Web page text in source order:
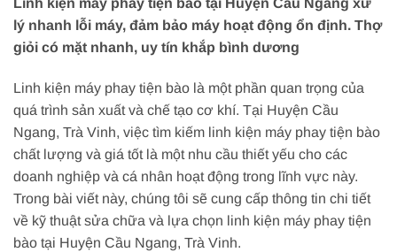
Linh kiện máy phay tiện bào tại Huyện Cầu Ngang xử
lý nhanh lỗi máy, đảm bảo máy hoạt động ổn định. Thợ
giỏi có mặt nhanh, uy tín khắp bình dương
Linh kiện máy phay tiện bào là một phần quan trọng của
quá trình sản xuất và chế tạo cơ khí. Tại Huyện Cầu
Ngang, Trà Vinh, việc tìm kiếm linh kiện máy phay tiện bào
chất lượng và giá tốt là một nhu cầu thiết yếu cho các
doanh nghiệp và cá nhân hoạt động trong lĩnh vực này.
Trong bài viết này, chúng tôi sẽ cung cấp thông tin chi tiết
về kỹ thuật sửa chữa và lựa chọn linh kiện máy phay tiện
bào tại Huyện Cầu Ngang, Trà Vinh.